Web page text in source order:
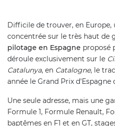
Difficile de trouver, en
concentrée sur le très haut de
pilotage en Espagne proposé
déroule exclusivement sur le
Catalunya, en Catalogne, le
année le Grand Prix d'Espagne
Une seule adresse, mais une
Formule 1, Formule Renault,
baptêmes en F1 et en GT,